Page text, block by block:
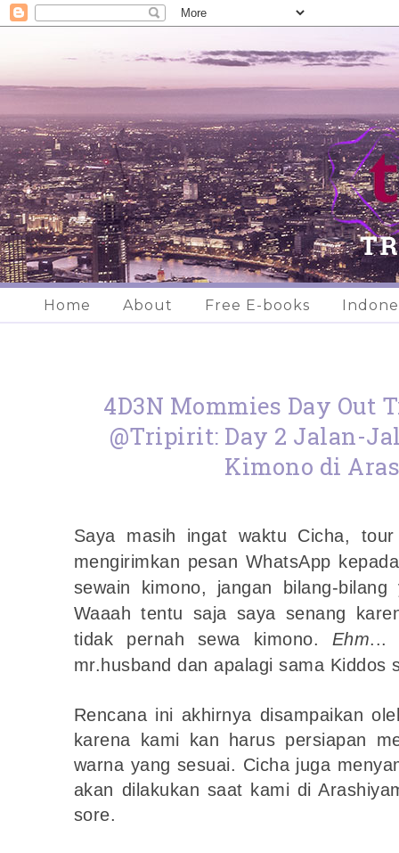
Home About Free E-books
4D3N Mommies Day Out
@Tripirit: Day 2 Jalan-
Kimono di
Saya masih ingat waktu Cicha,
mengirimkan pesan WhatsApp
sewain kimono, jangan bilang-
Waaah tentu saja saya senang
tidak pernah sewa kimono. Ehm...
mr.husband dan apalagi sama Kiddos
Rencana ini akhirnya disampaikan
karena kami kan harus persiapan
warna yang sesuai. Cicha juga
akan dilakukan saat kami di
sore.